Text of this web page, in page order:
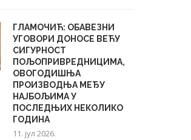
ГЛАМОЧИЋ: ОБАВЕЗНИ
УГОВОРИ ДОНОСЕ ВЕЋУ
СИГУРНОСТ
ПОЉОПРИВРЕДНИЦИМА,
ОВОГОДИШЊА
ПРОИЗВОДЊА МЕЂУ
НАЈБОЉИМА У
ПОСЛЕДЊИХ НЕКОЛИКО
ГОДИНА
11. јул 2026.